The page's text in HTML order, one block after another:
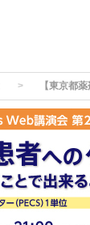
【東京都